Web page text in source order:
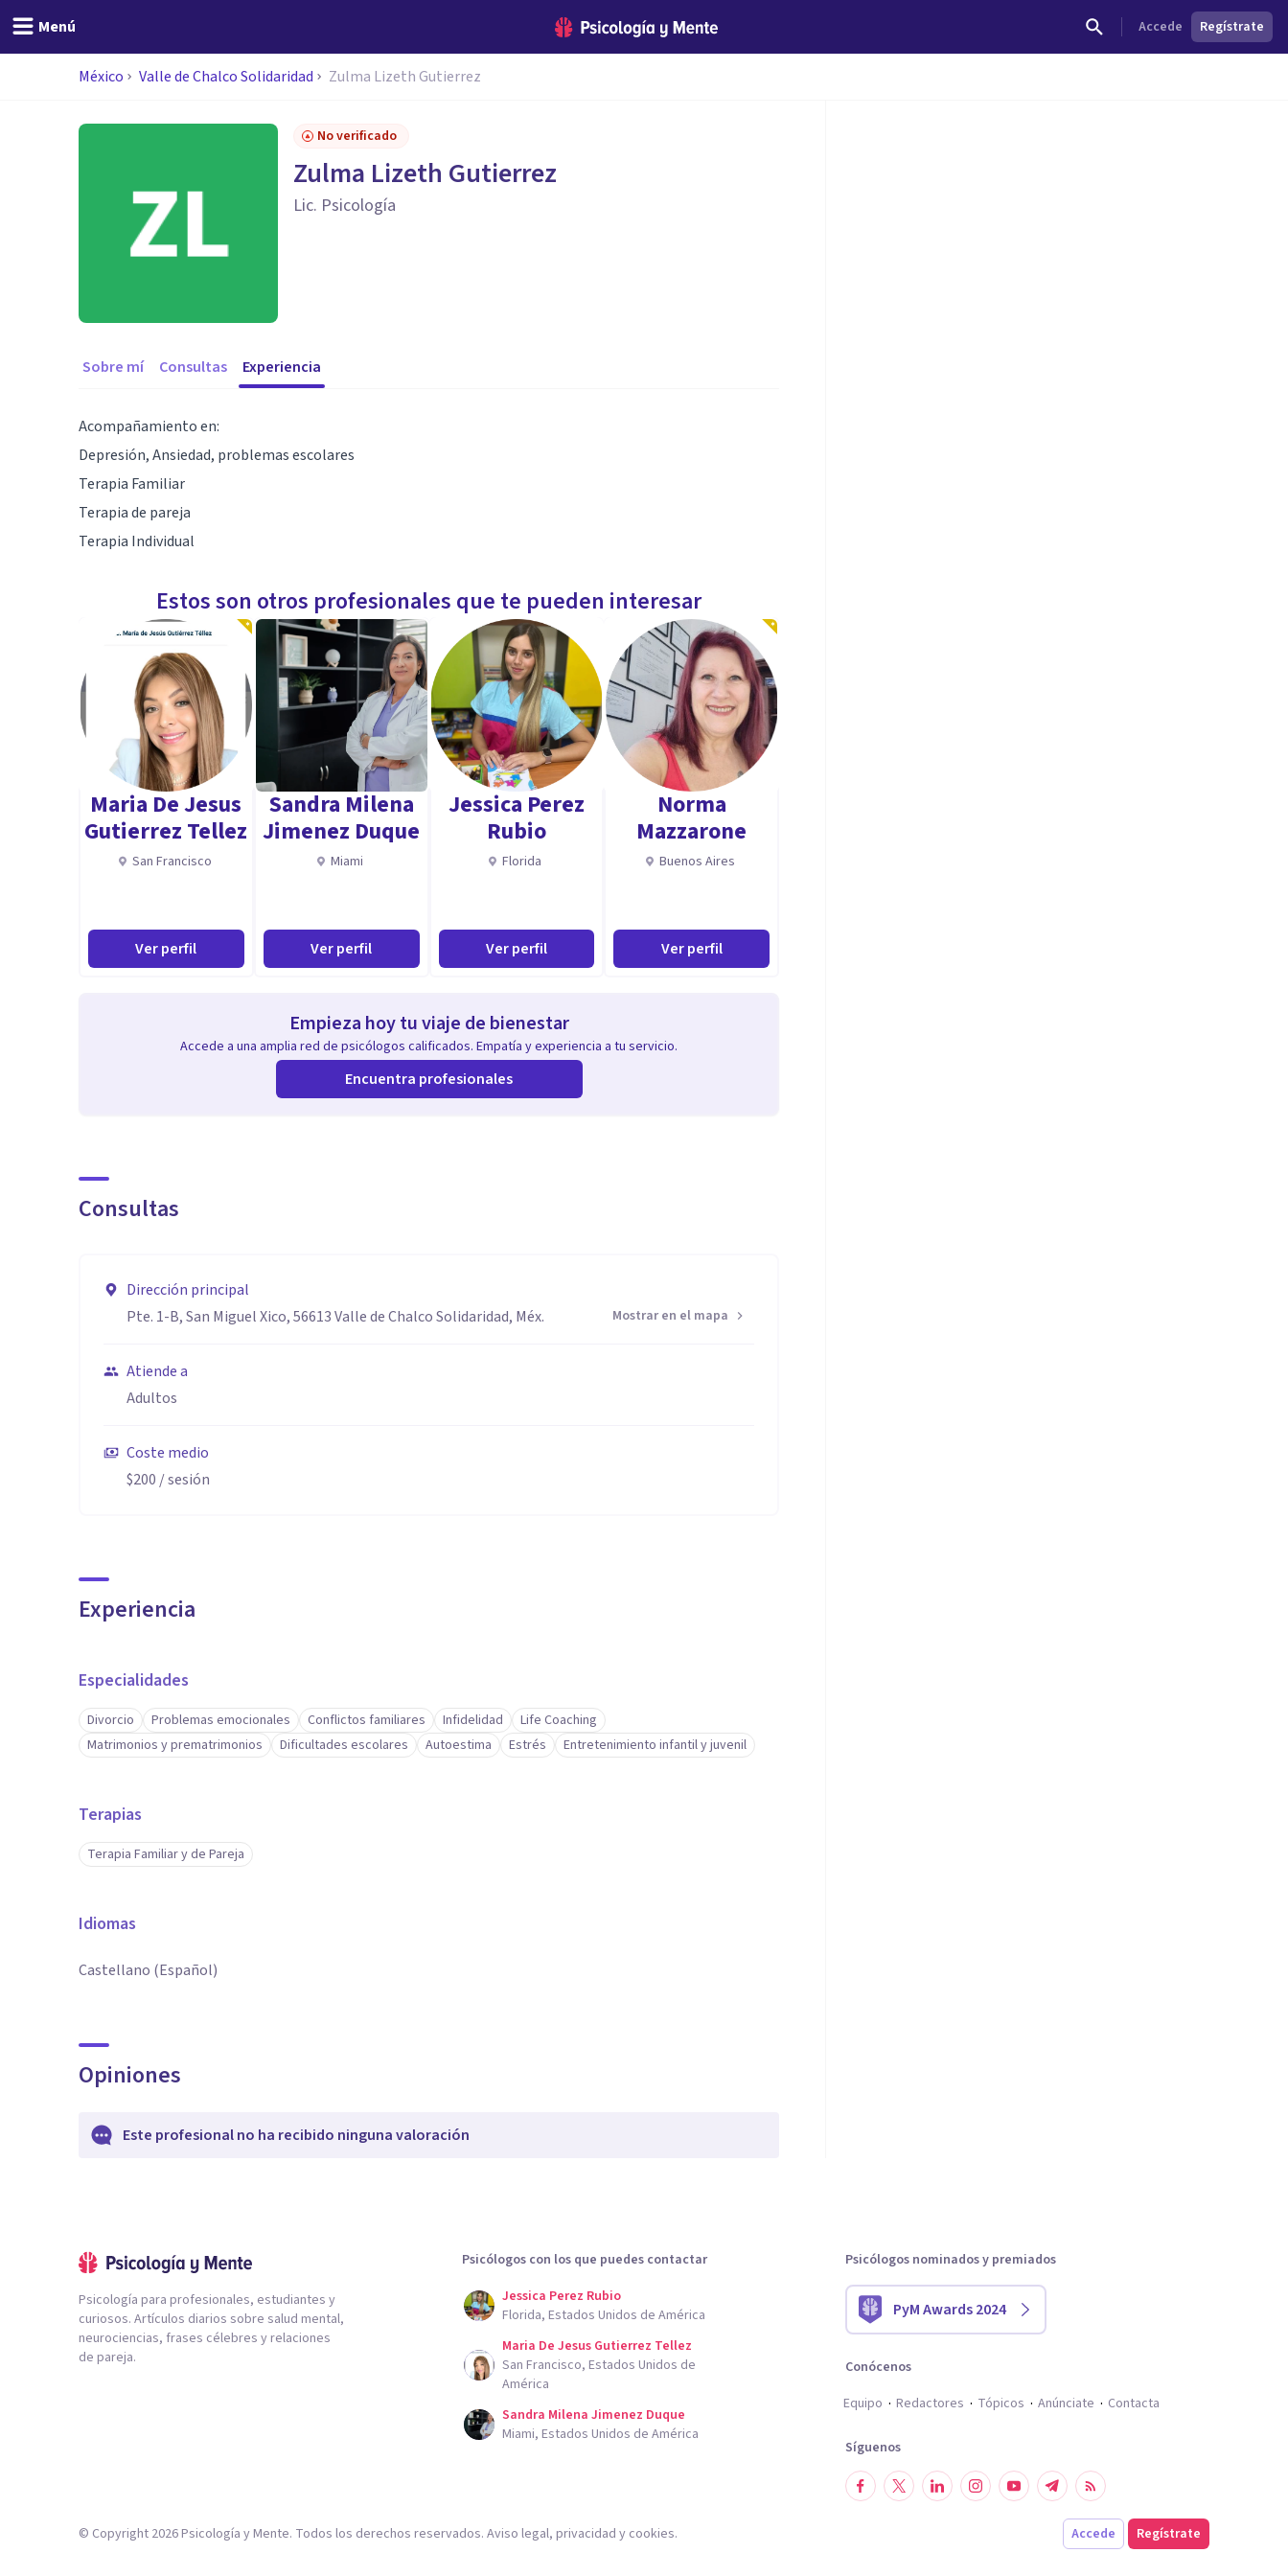
Menú Accede Regístrate
México Valle de Chalco Solidaridad Zulma Lizeth Gutierrez
No verificado
Zulma Lizeth Gutierrez
Lic. Psicología
Sobre mí Consultas Experiencia
Acompañamiento en:
Depresión, Ansiedad, problemas escolares
Terapia Familiar
Terapia de pareja
Terapia Individual
Estos son otros profesionales que te pueden interesar
Maria De Jesus
Gutierrez Tellez
San Francisco
Ver perfil
Sandra Milena
Jimenez Duque
Miami
Ver perfil
Jessica Perez
Rubio
Florida
Ver perfil
Norma
Mazzarone
Buenos Aires
Ver perfil
Empieza hoy tu viaje de bienestar
Accede a una amplia red de psicólogos calificados. Empatía y experiencia a tu servicio.
Encuentra profesionales
Consultas
Dirección principal
Pte. 1-B, San Miguel Xico, 56613 Valle de Chalco Solidaridad, Méx.
Mostrar en el mapa
Atiende a
Adultos
Coste medio
$200 / sesión
Experiencia
Especialidades
Divorcio Problemas emocionales Conflictos familiares Infidelidad
Life Coaching
Matrimonios y prematrimonios
Dificultades escolares Autoestima Estrés Entretenimiento infantil y juvenil
Terapias
Terapia Familiar y de Pareja
Idiomas
Castellano (Español)
Opiniones
Este profesional no ha recibido ninguna valoración
Psicología para profesionales, estudiantes y
curiosos. Artículos diarios sobre salud mental,
neurociencias, frases célebres y relaciones
de pareja.
Psicólogos con los que puedes contactar
Jessica Perez Rubio
Florida, Estados Unidos de América
Maria De Jesus Gutierrez Tellez
San Francisco, Estados Unidos de
América
Sandra Milena Jimenez Duque
Miami, Estados Unidos de América
Psicólogos nominados y premiados
PyM Awards 2024
Conócenos
Equipo
Redactores Tópicos Anúnciate Contacta
Síguenos
Accede Regístrate
© Copyright 2026Psicología y Mente. Todos los derechos reservados. Aviso legal, privacidad y cookies.